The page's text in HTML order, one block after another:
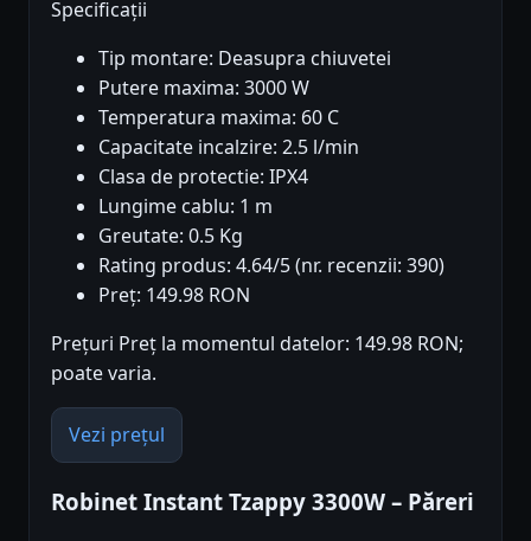
Specificații
Tip montare: Deasupra chiuvetei
Putere maxima: 3000 W
Temperatura maxima: 60 C
Capacitate incalzire: 2.5 l/min
Clasa de protectie: IPX4
Lungime cablu: 1 m
Greutate: 0.5 Kg
Rating produs: 4.64/5 (nr. recenzii: 390)
Preț: 149.98 RON
Prețuri Preț la momentul datelor: 149.98 RON;
poate varia.
Vezi prețul
Robinet Instant Tzappy 3300W – Păreri